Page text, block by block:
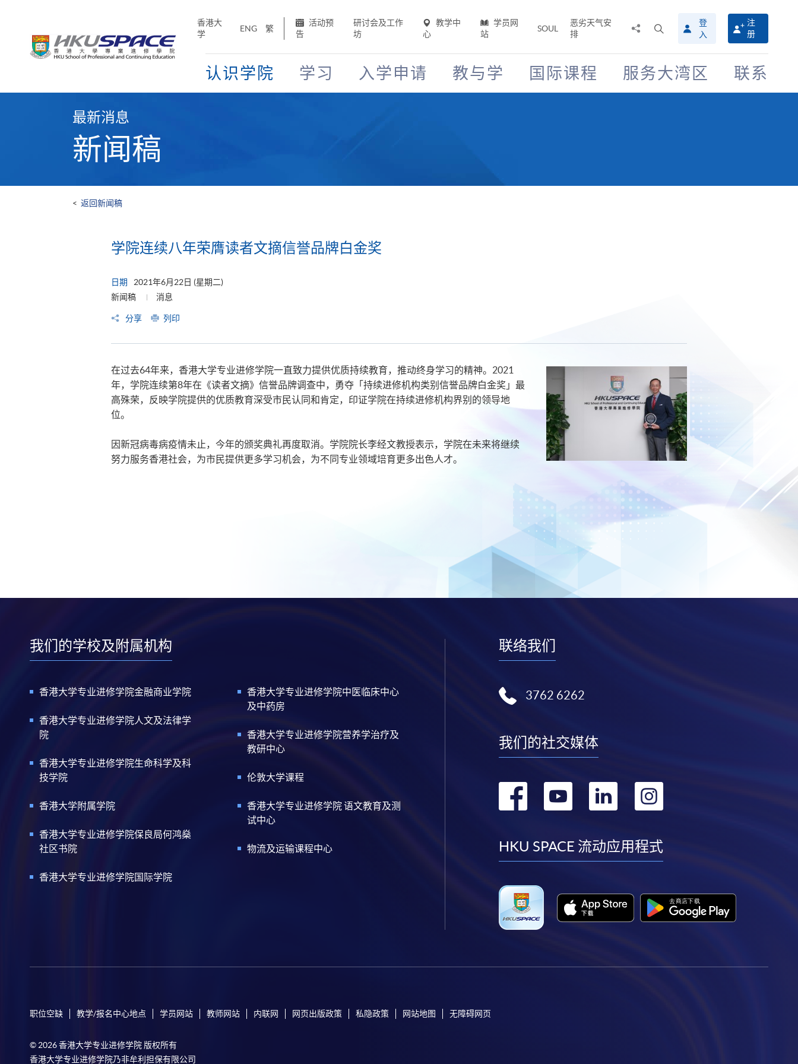
香港大
学
ENG 繁
活动预
告
研讨会及工作
坊
教学中
心
学员网
站
SOUL
恶劣天气安
排
搜
寻
介
面
登
入
注
册
认识学院 学习 入学申请 教与学 国际课程 服务大湾区 联系
最新消息
新闻稿
< 返回新闻稿
学院连续八年荣膺读者文摘信誉品牌白金奖
日期
2021年6月22日 (星期二)
新闻稿
消息
分享 列印
在过去64年来，香港大学专业进修学院一直致力提供优质持续教育，推动终身学习的精神。2021
年，学院连续第8年在《读者文摘》信誉品牌调查中，勇夺「持续进修机构类别信誉品牌白金奖」最
高殊荣，反映学院提供的优质教育深受市民认同和肯定，印证学院在持续进修机构界别的领导地
位。
因新冠病毒病疫情未止，今年的颁奖典礼再度取消。学院院长李经文教授表示，学院在未来将继续
努力服务香港社会，为市民提供更多学习机会，为不同专业领域培育更多出色人才。
我们的学校及附属机构
香港大学专业进修学院金融商业学院
香港大学专业进修学院人文及法律学
院
香港大学专业进修学院生命科学及科
技学院
香港大学附属学院
香港大学专业进修学院保良局何鸿燊
社区书院
香港大学专业进修学院国际学院
香港大学专业进修学院中医临床中心
及中药房
香港大学专业进修学院营养学治疗及
教研中心
伦敦大学课程
香港大学专业进修学院 语文教育及测
试中心
物流及运输课程中心
联络我们
3762 6262
我们的社交媒体
转
facebook
转
youtube
转
linkedininstagram
HKU SPACE 流动应用程式
职位空缺 教学/报名中心地点 学员网站 教师网站 内联网 网页出版政策 私隐政策 网站地图 无障碍网页
© 2026 香港大学专业进修学院 版权所有
香港大学专业进修学院乃非牟利担保有限公司